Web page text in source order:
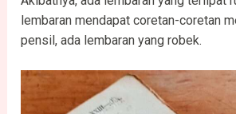
lembaran mendapat coretan-coretan
pensil, ada lembaran yang robek.